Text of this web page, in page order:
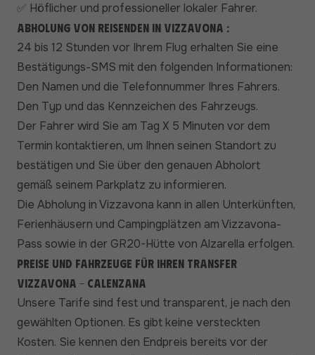
✅ Höflicher und professioneller lokaler Fahrer.
Abholung von Reisenden in Vizzavona :
24 bis 12 Stunden vor Ihrem Flug erhalten Sie eine
Bestätigungs-SMS mit den folgenden Informationen:
Den Namen und die Telefonnummer Ihres Fahrers.
Den Typ und das Kennzeichen des Fahrzeugs.
Der Fahrer wird Sie am Tag X 5 Minuten vor dem
Termin kontaktieren, um Ihnen seinen Standort zu
bestätigen und Sie über den genauen Abholort
gemäß seinem Parkplatz zu informieren.
Die Abholung in Vizzavona kann in allen Unterkünften,
Ferienhäusern und Campingplätzen am Vizzavona-
Pass sowie in der GR20-Hütte von Alzarella erfolgen.
Preise und Fahrzeuge für Ihren Transfer
Vizzavona - Calenzana
Unsere Tarife sind fest und transparent, je nach den
gewählten Optionen. Es gibt keine versteckten
Kosten. Sie kennen den Endpreis bereits vor der